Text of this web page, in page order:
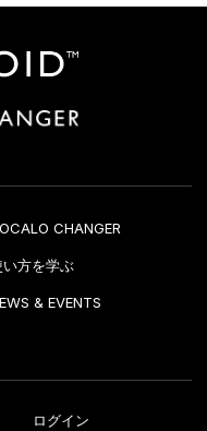
CHANGER
い方を学ぶ
& EVENTS
ログイン